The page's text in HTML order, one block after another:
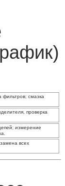
фильтров; смазка
проверка
измерение
всех